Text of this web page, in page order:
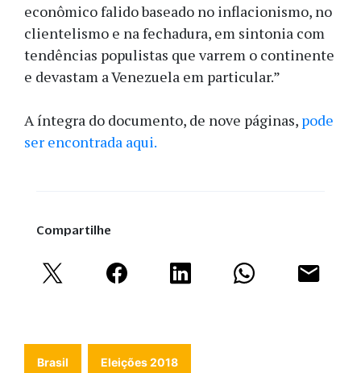
econômico falido baseado no inflacionismo, no
clientelismo e na fechadura, em sintonia com
tendências populistas que varrem o continente
e devastam a Venezuela em particular.”
A íntegra do documento, de nove páginas, pode
ser encontrada aqui.
Compartilhe
Brasil Eleições 2018